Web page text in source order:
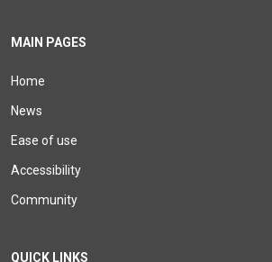
MAIN PAGES
Home
News
Ease of use
Accessibility
Community
QUICK LINKS